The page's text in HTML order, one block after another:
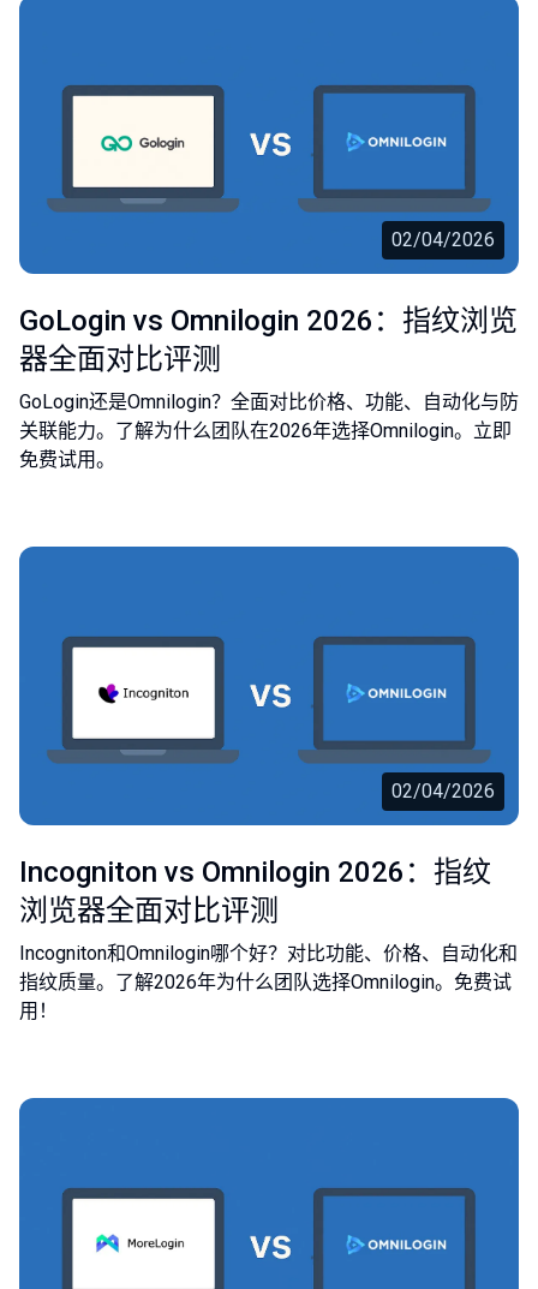
02/04/2026
GoLogin vs Omnilogin 2026：指纹浏览
器全面对比评测
GoLogin还是Omnilogin？全面对比价格、功能、自动化与防
关联能力。了解为什么团队在2026年选择Omnilogin。立即
免费试用。
02/04/2026
Incogniton vs Omnilogin 2026：指纹
浏览器全面对比评测
Incogniton和Omnilogin哪个好？对比功能、价格、自动化和
指纹质量。了解2026年为什么团队选择Omnilogin。免费试
用！